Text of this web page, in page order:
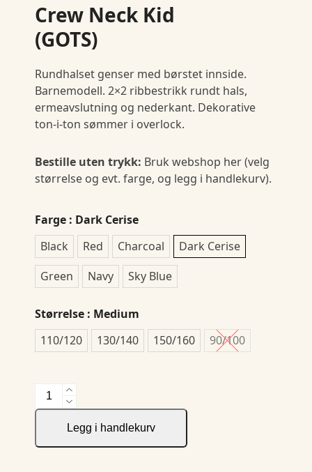
Crew Neck Kid
(GOTS)
Rundhalset genser med børstet innside.
Barnemodell. 2×2 ribbestrikk rundt hals,
ermeavslutning og nederkant. Dekorative
ton-i-ton sømmer i overlock.
Bestille uten trykk: Bruk webshop her (velg
størrelse og evt. farge, og legg i handlekurv).
Farge : Dark Cerise
Black
Red Charcoal
Dark Cerise
Green
Navy Sky Blue
Størrelse : Medium
110/120
130/140 150/160 90/100
Crew
Neck
(GOTS)
Legg i handlekurv